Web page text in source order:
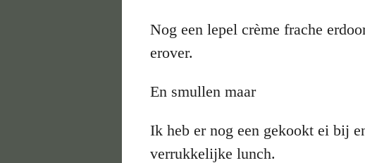
Nog een lepel crème frache
erover.
En smullen maar
Ik heb er nog een gekookt ei bij
verrukkelijke lunch.